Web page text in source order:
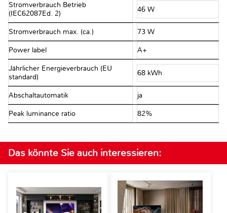
Stromverbrauch Betrieb
(IEC62087Ed. 2)
46 W
Stromverbrauch max. (ca.) 73 W
Power label A+
Jährlicher Energieverbrauch (EU
standard)
68 kWh
Abschaltautomatik ja
Peak luminance ratio 82%
Das könnte Sie auch interessieren: